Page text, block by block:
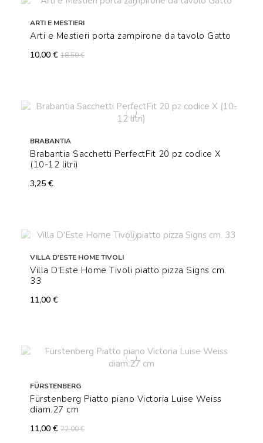
ARTI E MESTIERI
Arti e Mestieri porta zampirone da tavolo Gatto
10,00 €18,50 €
BRABANTIA
Brabantia Sacchetti PerfectFit 20 pz codice X
(10-12 litri)
3,25 €
VILLA D'ESTE HOME TIVOLI
Villa D'Este Home Tivoli piatto pizza Signs cm.
33
11,00 €
FÜRSTENBERG
Fürstenberg Piatto piano Victoria Luise Weiss
diam.27 cm
11,00 €22,00 €